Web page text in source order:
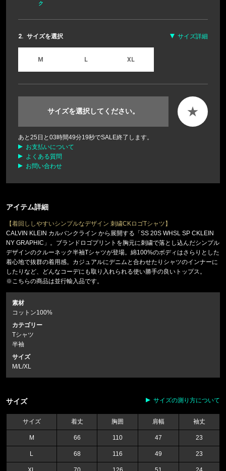
ク
2. サイズを選択 サイズ詳細
M L XL
サイズを選択してください。 ★
あと 25 日と 03時間49分18秒でSALE終了します。
お支払いについて
よくある質問
お問い合わせ
アイテム詳細
【着回ししやすいシンプルなデザイン 刺繍CKロゴTシャツ】
CALVIN KLEIN カルバンクライン から展開する「SS 20S WHSL SP CKLEIN
NY GRAPHIC」。ブランドロゴプリントを胸元に刺繍で落とし込んだシンプル
デザインのクルーネック半袖Tシャツが登場。綿100%のボディはさらりとした
着心地で抜群の着用感。カジュアルにデニムと合わせたりシャツのインナーに
したりなど、どんなコーデにも取り入れられる使い勝手の良いトップス。
※こちらの商品は並行輸入品です。
素材
コットン100%
カテゴリー
Tシャツ
半袖
サイズ
M/L/XL
サイズ サイズの測り方について
サイズ 着丈 胸囲 肩幅 袖丈
M 66 110 47 23
L 68 116 49 23